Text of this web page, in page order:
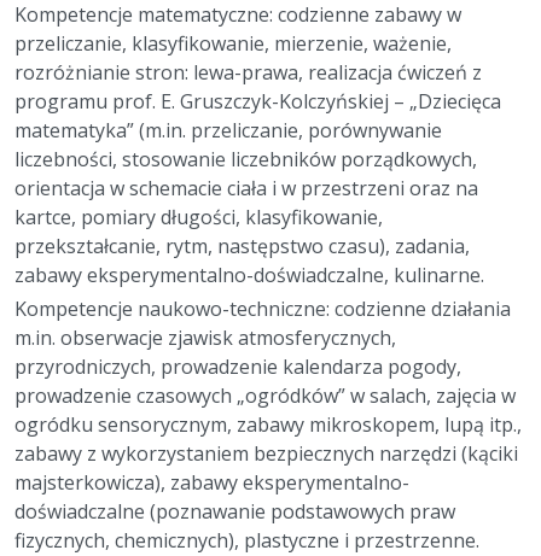
Kompetencje matematyczne: codzienne zabawy w
przeliczanie, klasyfikowanie, mierzenie, ważenie,
rozróżnianie stron: lewa-prawa, realizacja ćwiczeń z
programu prof. E. Gruszczyk-Kolczyńskiej – „Dziecięca
matematyka” (m.in. przeliczanie, porównywanie
liczebności, stosowanie liczebników porządkowych,
orientacja w schemacie ciała i w przestrzeni oraz na
kartce, pomiary długości, klasyfikowanie,
przekształcanie, rytm, następstwo czasu), zadania,
zabawy eksperymentalno-doświadczalne, kulinarne.
Kompetencje naukowo-techniczne: codzienne działania
m.in. obserwacje zjawisk atmosferycznych,
przyrodniczych, prowadzenie kalendarza pogody,
prowadzenie czasowych „ogródków” w salach, zajęcia w
ogródku sensorycznym, zabawy mikroskopem, lupą itp.,
zabawy z wykorzystaniem bezpiecznych narzędzi (kąciki
majsterkowicza), zabawy eksperymentalno-
doświadczalne (poznawanie podstawowych praw
fizycznych, chemicznych), plastyczne i przestrzenne.